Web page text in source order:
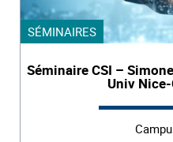
SÉMINAIRES
Séminaire CSI –
Univ Nice-